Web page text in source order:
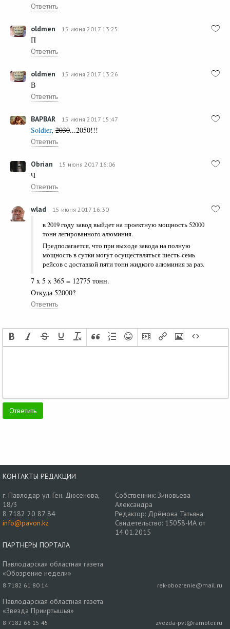
Ответить
oldmen 15 июня 2017 13:25
П
Ответить
oldmen 15 июня 2017 13:26
В
Ответить
BAPBAR 15 июня 2017 15:47
Soldier, 2030...2050!!!
Ответить
Obrian 15 июня 2017 16:06
Ч
Ответить
wlad 15 июня 2017 16:30
в 2019 году завод выйдет на проектную мощность 52000
тонн легированного алюминия.
Предполагается, что при выходе завода на полную
мощность в сутки могут осуществляться шесть-семь
рейсов с доставкой пяти тонн жидкого алюминия за раз.
7 x 5 x 365 = 12775 тонн.
Oткуда 52000?
Ответить
КОНТАКТЫ РЕДАКЦИИ
г. Павлодар ул. Ген. Дюсенова,
18/3
8 7182 20 87 84
info@pavon.kz
Собственник: Зиновьева
Александра
Редактор: Дрёмова Татьяна
Свидетельство: 15058-ИА от
14.01.2015
ПАРТНЕРЫ ПОРТАЛА
Павлодарская областная газета
«Обозрение недели»
8 7182 61 80 14 rek-obozrenie@mail.ru
Павлодарская областная газета
«Звезда Прииртышья»
8 7182 66 15 45 zvezda-pvl@rambler.ru